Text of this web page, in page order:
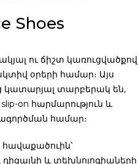
Shoes
ու ճիշտ կառուցվածքով
օրերի համար։ Այս
կատարյալ տարբերակ են,
on հարմարություն և
համար։
և տեխնոլոգիաների